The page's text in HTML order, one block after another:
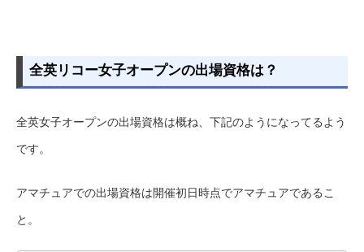
全英リコー女子オープンの出場資格は？
全英女子オープンの出場資格は概ね、下記のようになってるよう
です。
アマチュアでの出場資格は開催初日時点でアマチュアであるこ
と。